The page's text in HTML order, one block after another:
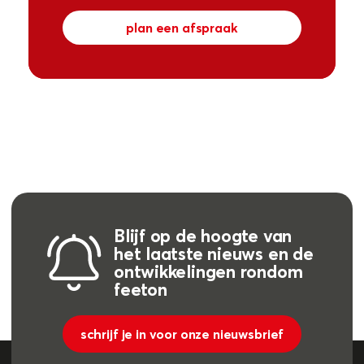
plan een afspraak
Blijf op de hoogte van
het laatste nieuws en de
ontwikkelingen rondom
feeton
schrijf je in voor onze nieuwsbrief